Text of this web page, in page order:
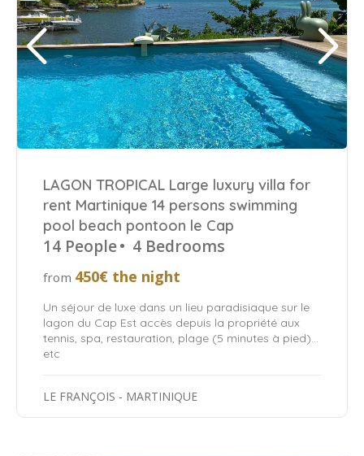
LAGON TROPICAL Large luxury villa for
rent Martinique 14 persons swimming
pool beach pontoon le Cap
14 People• 4 Bedrooms
from 450€ the night
Un séjour de luxe dans un lieu paradisiaque sur le
lagon du Cap Est accès depuis la propriété aux
tennis, spa, restauration, plage (5 minutes à pied)…
etc
LE FRANÇOIS - MARTINIQUE